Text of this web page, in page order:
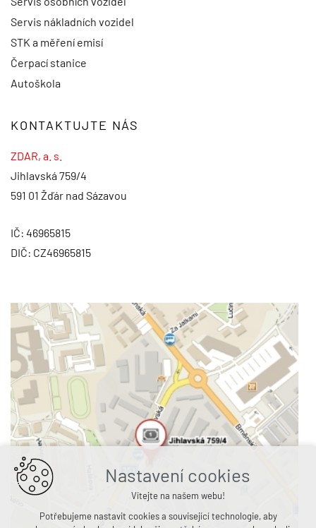
Servis nákladních vozidel
STK a měření emisí
Čerpací stanice
Autoškola
KONTAKTUJTE NÁS
ZDAR, a. s.
Jihlavská 759/4
591 01 Žďár nad Sázavou
IČ: 46965815
DIČ: CZ46965815
Nastavení cookies
Vítejte na našem webu!
Potřebujeme nastavit cookies a související technologie, aby